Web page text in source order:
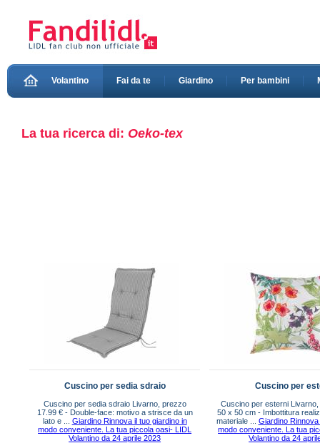
Volantino Fai da te Giardino Per bambini
La tua ricerca di: Oeko-tex
Cuscino per sedia sdraio
Cuscino per sedia sdraio Livarno, prezzo
17.99 € - Double-face: motivo a strisce da un
lato e ... Giardino Rinnova il tuo giardino in
modo conveniente. La tua piccola oasi- LIDL
Volantino da 24 aprile 2023
Cuscino per
Cuscino per esterni
50 x 50 cm - Imbottitura
materiale ... Giardino
modo conveniente. La tua
Volantino da 24